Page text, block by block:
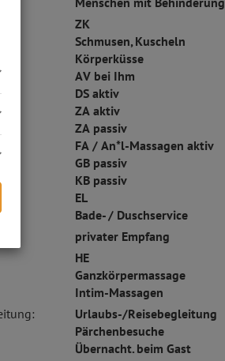
ZK
Schmusen, Kuscheln
Körperküsse
AV bei Ihm
DS aktiv
ZA aktiv
ZA passiv
FA / An*l-Massagen aktiv
GB passiv
KB passiv
EL
Bade- / Duschservice
privater Empfang
HE
Ganzkörpermassage
Intim-Massagen
Urlaubs-/Reisebegleitung
Pärchenbesuche
Übernacht. beim Gast